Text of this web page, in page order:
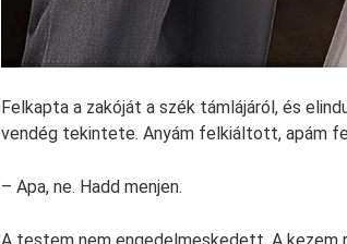
Felkapta a zakóját a szék támlájáról, és
vendég tekintete. Anyám felkiáltott, apám
– Apa, ne. Hadd menjen.